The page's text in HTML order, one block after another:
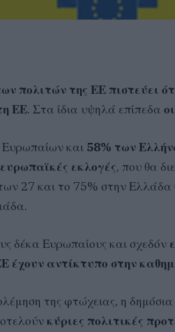
πολιτών της ΕΕ πιστεύει
ΕΕ. Στα ίδια υψηλά επίπεδα
και 58% των
εκλογές, που θα
27 και το 75% στην Ελλάδα
δέκα Ευρωπαίους και σχεδόν
έχουν αντίκτυπο στην
της φτώχειας, η δημόσια
κύριες πολιτικές